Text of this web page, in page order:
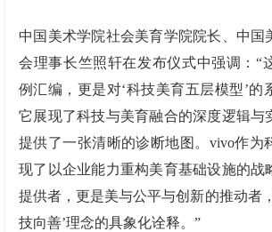
中国美术学院社会美育学院院长、中国
会理事长竺照轩在发布仪式中强调：“
例汇编，更是对‘科技美育五层模型’的
它展现了科技与美育融合的深度逻辑与
提供了一张清晰的诊断地图。vivo作为
现了以企业能力重构美育基础设施的战
提供者，更是美与公平与创新的推动者
技向善’理念的具象化诠释。”